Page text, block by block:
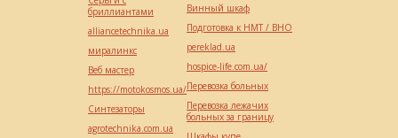
бриллиантами
alliancetechnika.ua
миралинкс
Веб мастер
https://motokosmos.ua/
Синтезаторы
agrotechnika.com.ua
Винный шкаф
Подготовка к НМТ / ВНО
pereklad.ua
hospice-life.com.ua/
Перевозка больных
Перевозка лежачих
больных за границу